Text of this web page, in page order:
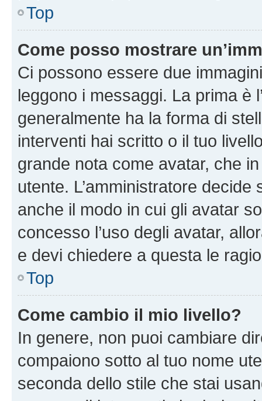
Top
Come posso mostrare
Ci possono essere due
leggono i messaggi. La prima è
generalmente ha la forma di
interventi hai scritto o il tuo
grande nota come avatar, che
utente. L’amministratore
anche il modo in cui gli avatar
concesso l’uso degli avatar,
e devi chiedere a questa le
Top
Come cambio il mio livello?
In genere, non puoi cambiare
compaiono sotto al tuo nome
seconda dello stile che stai